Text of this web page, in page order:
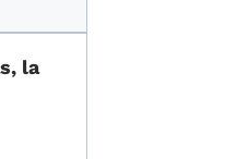
la